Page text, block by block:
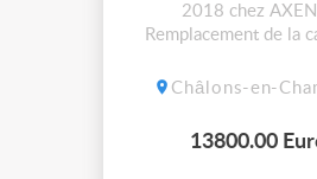
2018 chez
Remplacement de la
neuf - Etat
Châlons-en-
13800.00